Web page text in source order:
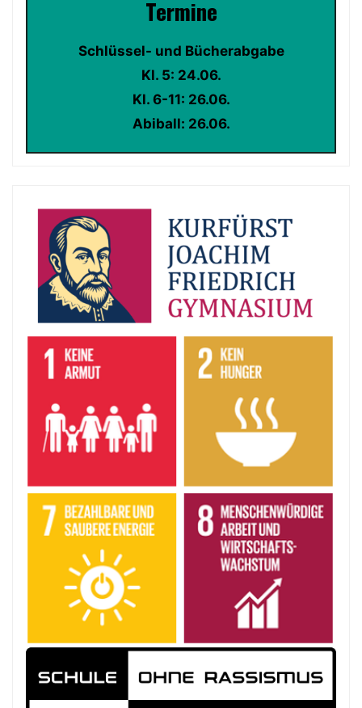
Termine
Schlüssel- und Bücherabgabe
Kl. 5: 24.06.
Kl. 6-11: 26.06.
Abiball: 26.06.